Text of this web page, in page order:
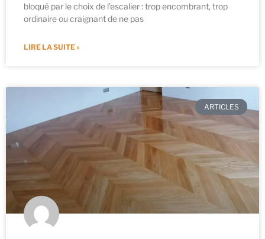
bloqué par le choix de l’escalier : trop encombrant, trop
ordinaire ou craignant de ne pas
LIRE LA SUITE »
ARTICLES